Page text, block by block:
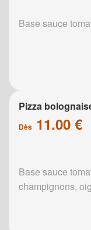
Base sauce
Pizza
Dès 11.00 €
Base sauce
champignons,